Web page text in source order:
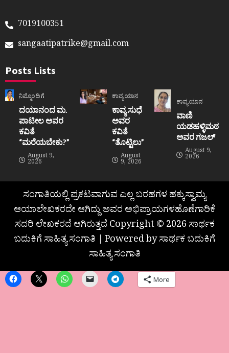
7019100351
sangaatipatrike@gmail.com
Posts Lists
ನಿಮ್ಮೊಂದಿಗೆ
ದಯಾನಂದ ಮ.
ಪಾಟೀಲ ಅವರ
ಕವಿತೆ
“ಮರೆಯಬೇಕು?”
August 9,
2026
ಕಾವ್ಯಯಾನ
ಕಾವ್ಯ ಸುಧೆ
ಅವರ
ಕವಿತೆ
“ತೊಟ್ಟಿಲು”
August
9, 2026
ಕಾವ್ಯಯಾನ
ವಾಣಿ
ಯಡಹಳ್ಳಿಮಠ
ಅವರ ಗಜಲ್
August 9,
2026
ಸಂಗಾತಿಯಲ್ಲಿ ಪ್ರಕಟವಾಗುವ ಎಲ್ಲ ಬರಹಗಳ ಹಕ್ಕುಸ್ವಾಮ್ಯ
ಆಯಾಲೇಖಕರದೇ ಆಗಿದ್ದು ಅವರ ಅಭಿಪ್ರಾಯಗಳಹೊಣೆಗಾರಿಕೆ
ಸದರಿ ಲೇಖಕರದೆ ಆಗಿರುತ್ತದೆ Copyright © 2026 ಸಾರ್ಥಕ
ಬದುಕಿಗೆ ಸಾಹಿತ್ಯ ಸಂಗಾತಿ | Powered by ಸಾರ್ಥಕ ಬದುಕಿಗೆ
ಸಾಹಿತ್ಯ ಸಂಗಾತಿ
More